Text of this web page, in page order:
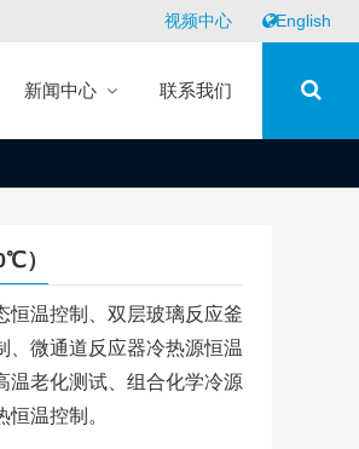
视频中心 English
新闻中心 联系我们
）
恒温控制、双层玻璃反应釜
、微通道反应器冷热源恒温
温老化测试、组合化学冷源
温控制。